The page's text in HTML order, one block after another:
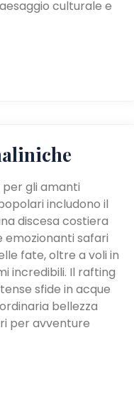
culturale e
gli amanti
includono il
discesa costiera
emozionanti safari
fate, oltre a voli in
incredibili. Il rafting
sfide in acque
bellezza
per avventure